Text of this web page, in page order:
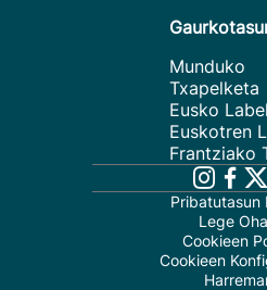
Munduko
Txapelketa
Eusko
Euskotren
Frantziako
Pribatutasun
Lege
Cookieen
Cookieen